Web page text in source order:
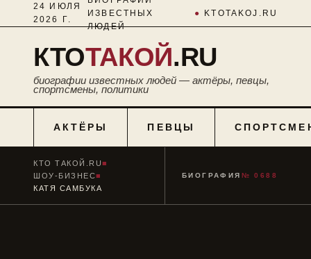
24 ИЮЛЯ
2026 Г.
ИЗВЕСТНЫХ
ЛЮДЕЙ
● KTOTAKOJ.RU
КТОТАКОЙ.RU
биографии известных людей — актёры, певцы,
спортсмены, политики
АКТЁРЫ ПЕВЦЫ
КТО ТАКОЙ.RU■
ШОУ-БИЗНЕС■
КАТЯ САМБУКА
БИОГРАФИЯ № 0688